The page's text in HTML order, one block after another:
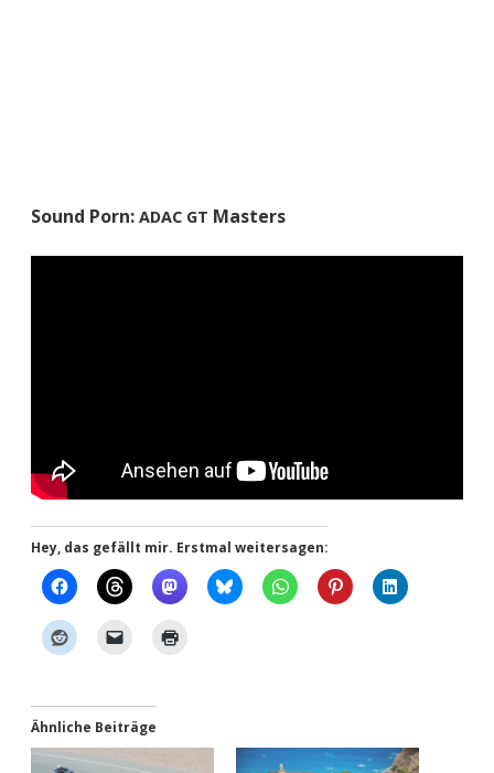
Sound Porn: ADAC GT Masters
Hey, das gefällt mir. Erstmal weitersagen:
Ähnliche Beiträge